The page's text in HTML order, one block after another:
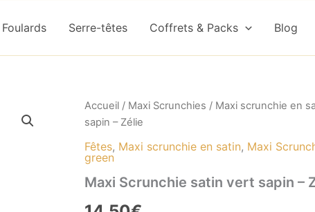
Foulards Serre-têtes Coffrets & Packs Blog
Accueil / Maxi Scrunchies / Maxi scrunchie en
sapin – Zélie
Fêtes, Maxi scrunchie en satin, Maxi
green
Maxi Scrunchie satin vert sapin –
quantité
Maxi
Scrunchie
satin
sapin